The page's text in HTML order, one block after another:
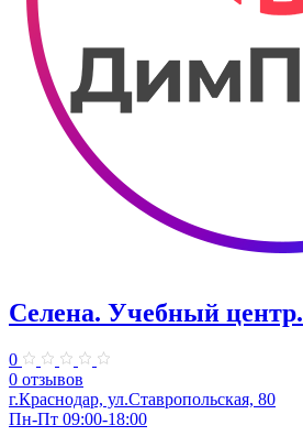
Селена. ​Учебный центр.
0
0 отзывов
г.Краснодар, ул.Ставропольская, 80
Пн-Пт 09:00-18:00